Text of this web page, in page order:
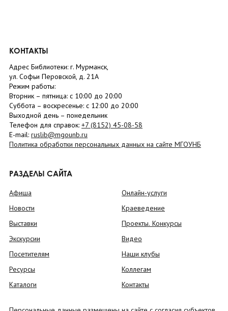
КОНТАКТЫ
Адрес Библиотеки: г. Мурманск,
ул. Софьи Перовской, д. 21А
Режим работы:
Вторник – пятница: с 10:00 до 20:00
Суббота – воскресенье: c 12:00 до 20:00
Выходной день – понедельник
Телефон для справок: +7 (8152) 45-08-58
E-mail: ruslib@mgounb.ru
Политика обработки персональных данных на сайте МГОУНБ
РАЗДЕЛЫ САЙТА
Афиша
Новости
Выставки
Экскурсии
Посетителям
Ресурсы
Каталоги
Онлайн-услуги
Краеведение
Проекты. Конкурсы
Видео
Наши клубы
Коллегам
Контакты